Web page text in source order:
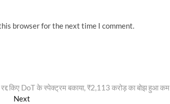
browser for the next time I comment.
ने रद्द किए DoT के स्पेक्ट्रम बकाया, ₹2,113 करोड़ का बोझ हुआ कम
Next